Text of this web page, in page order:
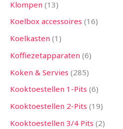
Klompen 13
Koelbox accessoires 16
Koelkasten 1
Koffiezetapparaten 6
Koken & Servies 285
Kooktoestellen 1-Pits 6
Kooktoestellen 2-Pits 19
Kooktoestellen 3/4 Pits 2